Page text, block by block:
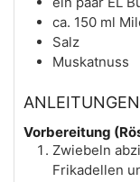
ca. 150 ml
Salz
Muskatnuss
ANLEITUNGEN
Vorbereitung
Zwiebeln
Frikadellen